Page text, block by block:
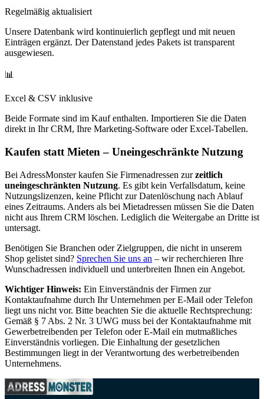
Regelmäßig aktualisiert
Unsere Datenbank wird kontinuierlich gepflegt und mit neuen
Einträgen ergänzt. Der Datenstand jedes Pakets ist transparent
ausgewiesen.
📊
Excel & CSV inklusive
Beide Formate sind im Kauf enthalten. Importieren Sie die Daten
direkt in Ihr CRM, Ihre Marketing-Software oder Excel-Tabellen.
Kaufen statt Mieten – Uneingeschränkte Nutzung
Bei AdressMonster kaufen Sie Firmenadressen zur zeitlich
uneingeschränkten Nutzung. Es gibt kein Verfallsdatum, keine
Nutzungslizenzen, keine Pflicht zur Datenlöschung nach Ablauf
eines Zeitraums. Anders als bei Mietadressen müssen Sie die Daten
nicht aus Ihrem CRM löschen. Lediglich die Weitergabe an Dritte ist
untersagt.
Benötigen Sie Branchen oder Zielgruppen, die nicht in unserem
Shop gelistet sind? Sprechen Sie uns an – wir recherchieren Ihre
Wunschadressen individuell und unterbreiten Ihnen ein Angebot.
Wichtiger Hinweis: Ein Einverständnis der Firmen zur
Kontaktaufnahme durch Ihr Unternehmen per E-Mail oder Telefon
liegt uns nicht vor. Bitte beachten Sie die aktuelle Rechtsprechung:
Gemäß § 7 Abs. 2 Nr. 3 UWG muss bei der Kontaktaufnahme mit
Gewerbetreibenden per Telefon oder E-Mail ein mutmaßliches
Einverständnis vorliegen. Die Einhaltung der gesetzlichen
Bestimmungen liegt in der Verantwortung des werbetreibenden
Unternehmens.